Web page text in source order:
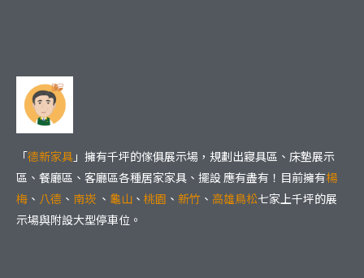
「德新家具 」擁有千坪的傢俱展示場，規劃出寢具區、床墊展示
區、餐廳區、客廳區各種居家家具、擺設 應有盡有！目前擁有楊
梅 、 八德 、 南崁 、 龜山 、 桃園 、 新竹 、 高雄鳥松七家上千坪的展
示場與附設大型停車位。